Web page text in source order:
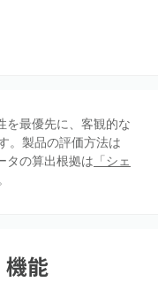
を最優先に、客観的な
。製品の評価方法は
タの算出根拠は 「シェ
機能